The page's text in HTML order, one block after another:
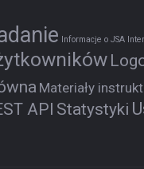
Informacje o JSA
Materiały
API Statystyki